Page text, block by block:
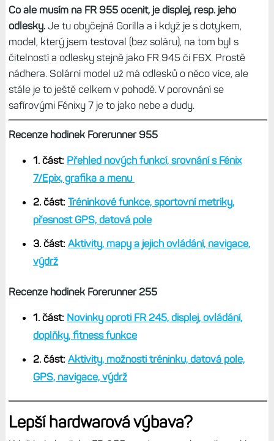
Co ale musím na FR 955 ocenit, je displej, resp. jeho
odlesky.Je tu obyčejná Gorilla a i když je s dotykem,
model, který jsem testoval (bez soláru), na tom byl s
čitelností a odlesky stejně jako FR 945 či F6X. Prostě
nádhera. Solární model už má odlesků o něco více, ale
stále je to ještě celkem v pohodě. V porovnání se
safírovými Fénixy 7 je to jako nebe a dudy.
Recenze hodinek Forerunner 955
1. část: Přehled nových funkcí, srovnání s Fénix
7/Epix, grafika a menu
2. část: Tréninkové funkce, sportovní metriky,
přesnost GPS, datová pole
3. část: Aktivity, mapy a jejich ovládání, navigace,
výdrž
Recenze hodinek Forerunner 255
1. část: Novinky oproti FR 245, displej, ovládání,
doplňky, fitness funkce
2. část: Aktivity, možnosti tréninku, datová pole,
GPS, navigace, výdrž
Lepší hardwarová výbava?